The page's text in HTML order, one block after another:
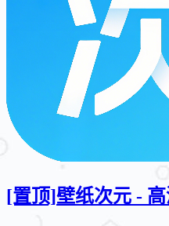
[置顶]壁纸次元 -